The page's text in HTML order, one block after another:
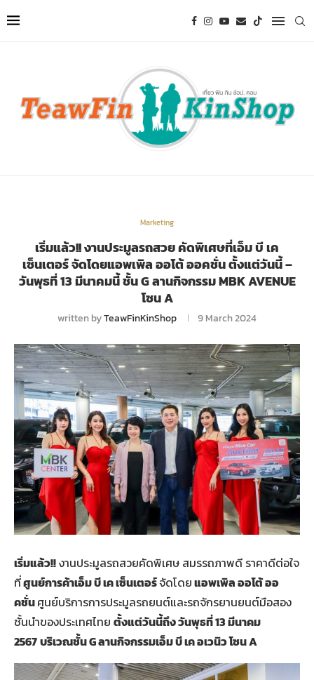
Marketing
เริ่มแล้ว!! งานประมูลรถสวย คัดพิเศษที่เอ็ม บี เค
เซ็นเตอร์ จัดโดยแอพเพิล ออโต้ ออคชั่น ตั้งแต่วันนี้ –
วันพุธที่ 13 มีนาคมนี้ ชั้น G ลานกิจกรรม MBK AVENUE
โซน A
written byTeawFinKinShop 9 March 2024
เริ่มแล้ว!!งานประมูลรถสวยคัดพิเศษ สมรรถภาพดี ราคาดีต่อใจ
ที่ศูนย์การค้าเอ็ม บี เค เซ็นเตอร์จัดโดยแอพเพิล ออโต้ ออ
คชั่นศูนย์บริการการประมูลรถยนต์และรถจักรยานยนต์มือสอง
ชั้นนำของประเทศไทย ตั้งแต่วันนี้ถึง วันพุธที่ 13 มีนาคม
2567บริเวณชั้น G ลานกิจกรรมเอ็ม บี เค อเวนิว โซน A